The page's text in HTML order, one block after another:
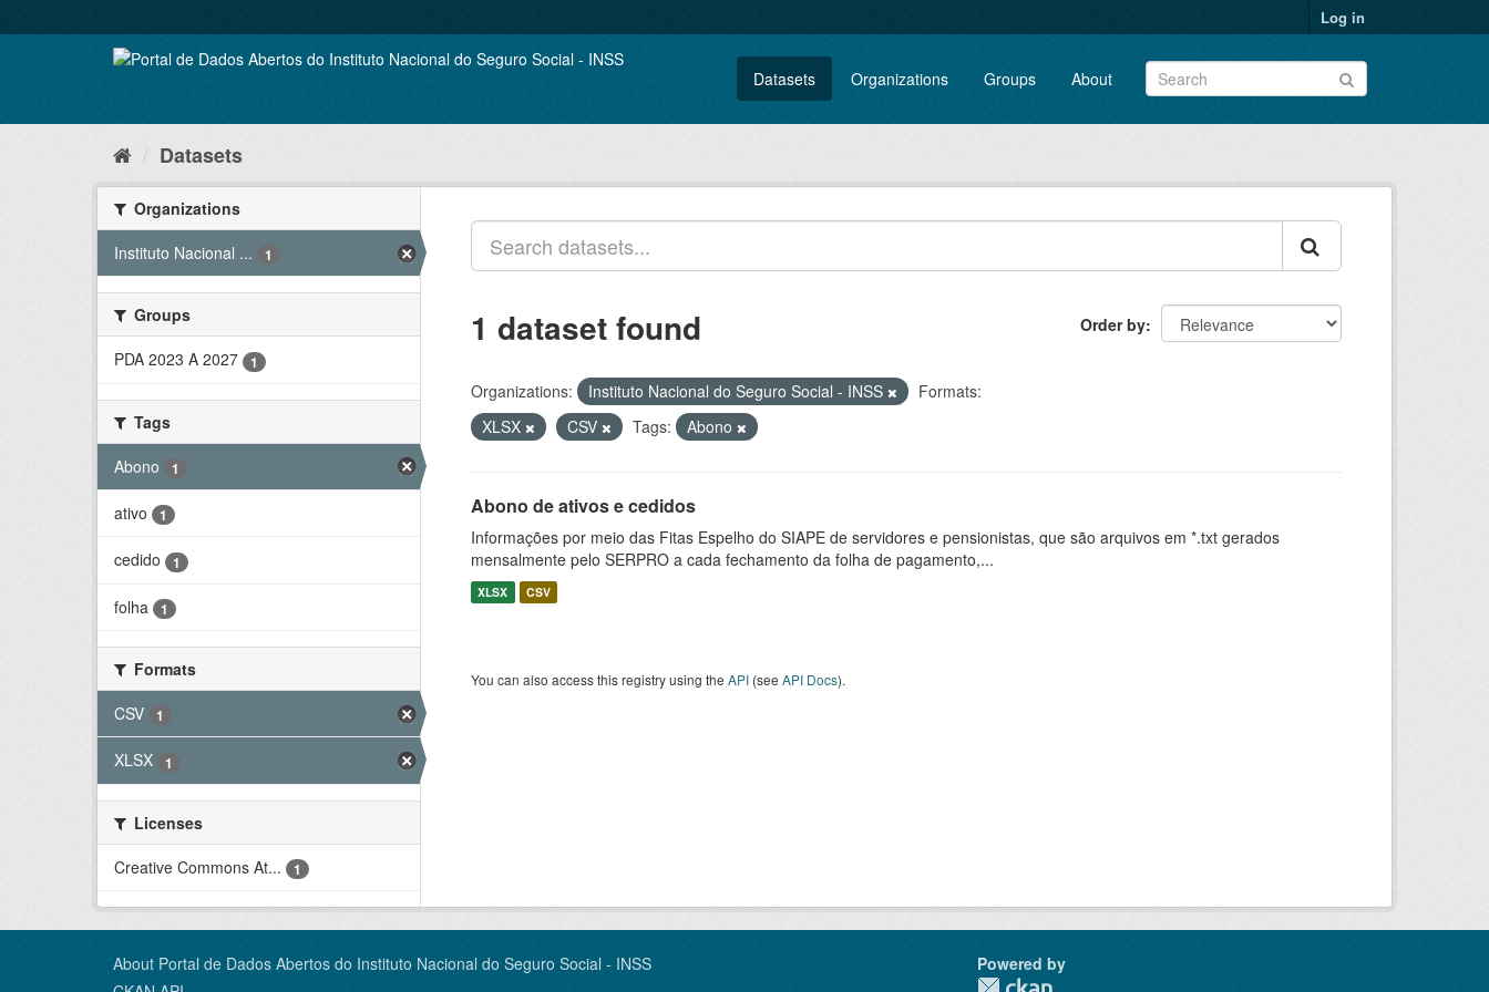
to
Log in
Datasets Organizations Groups About
Datasets
Organizations
Instituto Nacional ...
1
Groups
PDA 2023 A 2027
1
Tags
Abono
1
ativo 1
cedido 1
folha 1
Formats
CSV
1
XLSX 1
Licenses
Creative Commons At...
1
Order by
1 dataset found
Organizations: Instituto Nacional do Seguro Social - INSS
Formats:
XLSX
CSV Tags: Abono
Abono de ativos e cedidos
Informações por meio das Fitas Espelho do SIAPE de servidores e pensionistas, que são arquivos em *.txt gerados
mensalmente pelo SERPRO a cada fechamento da folha de pagamento,...
XLSX CSV
You can also access this registry using the API (see API Docs).
About Portal de Dados Abertos do Instituto Nacional do Seguro Social - INSS
Powered by